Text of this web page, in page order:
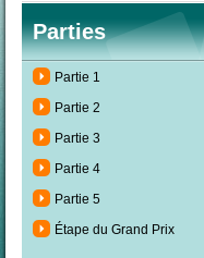
Parties
Partie 1
Partie 2
Partie 3
Partie 4
Partie 5
Étape du Grand Prix